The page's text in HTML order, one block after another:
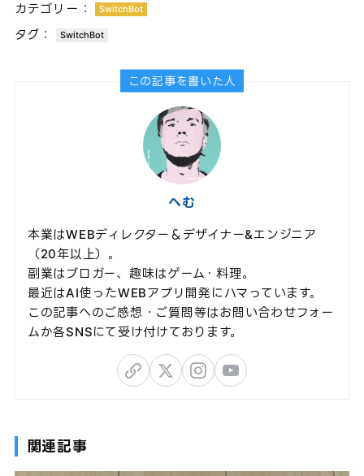
カテゴリー： SwitchBot
タグ： SwitchBot
この記事を書いた人
へむ
本業はWEBディレクター＆デザイナー&エンジニア
（20年以上）。
副業はブロガー、趣味はゲーム・料理。
最近はAI使ったWEBアプリ開発にハマっています。
この記事へのご感想・ご質問等はお問い合わせフォー
ムか各SNSにて受け付けております。
関連記事